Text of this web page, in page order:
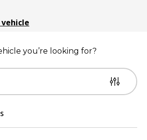
you’re looking for?